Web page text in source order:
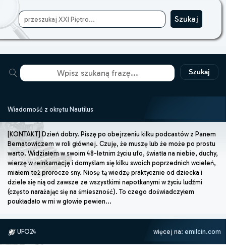
Szukaj
Wiadomość z okrętu Nautilus
[KONTAKT] Dzień dobry. Piszę po obejrzeniu kilku podcastów z Panem
Bernatowiczem w roli głównej. Czuję, że muszę lub że może po prostu
warto. Widziałem w swoim 48-letnim życiu ufo, światła na niebie, duchy,
wierzę w reinkarnację i domyślam się kilku swoich poprzednich wcieleń,
miałem też prorocze sny. Niosę tą wiedzę praktycznie od dziecka i
dziele się nią od zawsze ze wszystkimi napotkanymi w życiu ludźmi
(często narażając się na śmieszność). To czego doświadczyłem
poukładało w mi w głowie pewien...
UFO24 więcej na: emilcin.com